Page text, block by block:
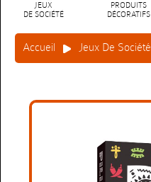
JEUX
DE SOCIÉTÉ
PRODUITS
DÉCORATIFS
Accueil Jeux De Société